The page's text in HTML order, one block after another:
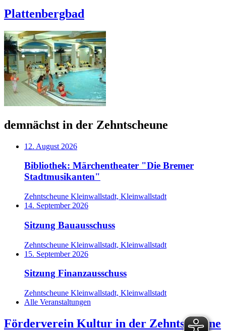
Plattenbergbad
demnächst in der Zehntscheune
12. August 2026
Bibliothek: Märchentheater "Die Bremer
Stadtmusikanten"
Zehntscheune Kleinwallstadt, Kleinwallstadt
14. September 2026
Sitzung Bauausschuss
Zehntscheune Kleinwallstadt, Kleinwallstadt
15. September 2026
Sitzung Finanzausschuss
Zehntscheune Kleinwallstadt, Kleinwallstadt
Alle Veranstaltungen
Förderverein Kultur in der Zehntscheune